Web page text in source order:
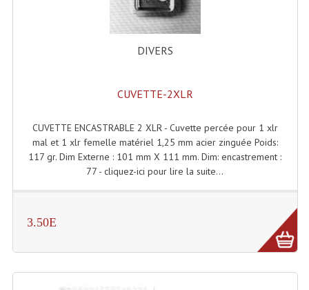
Disque DVD
LISTE DU MATERIEL D'OCCASION
PLAN ACCES, LES HORAIRES
CRÉER UN COMPTE
DIVERS
CUVETTE-2XLR
CUVETTE ENCASTRABLE 2 XLR - Cuvette percée pour 1 xlr
mal et 1 xlr femelle matériel 1,25 mm acier zinguée Poids:
117 gr. Dim Externe : 101 mm X 111 mm. Dim: encastrement :
77 - cliquez-ici pour lire la suite...
3.50E